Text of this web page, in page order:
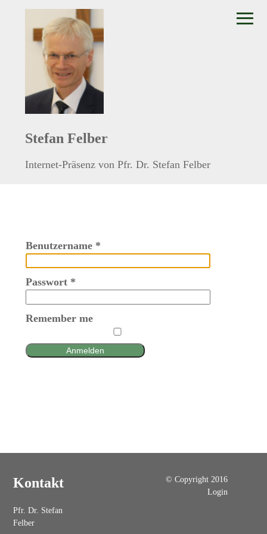
Stefan Felber
Internet-Präsenz von Pfr. Dr. Stefan Felber
Benutzername*
Passwort*
Remember me
Anmelden
Kontakt
Pfr. Dr. Stefan
Felber
© Copyright 2016
Login
≡